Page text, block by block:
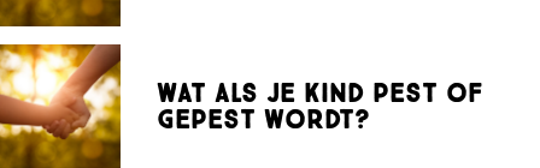
Wat als je kind pest of
gepest wordt?